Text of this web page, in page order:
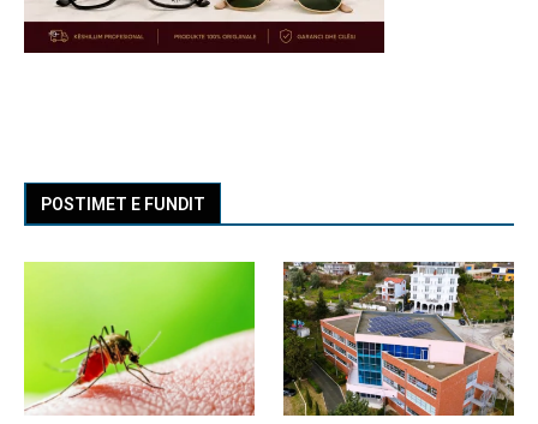
POSTIMET E FUNDIT